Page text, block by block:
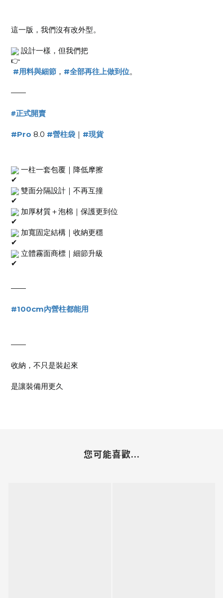
這一版，我們沒有改外型。
設計一樣，但我們把
#用料與細節 ， #全部再往上做到位。
——
#正式開賣
#Pro 8.0 #營柱袋 ｜ #現貨
一柱一套包覆｜降低摩擦
雙面分隔設計｜不再互撞
加厚材質＋泡棉｜保護更到位
加寬固定結構｜收納更穩
立體霧面商標｜細節升級
——
#100cm內營柱都能用
——
收納，不只是裝起來
是讓裝備用更久
您可能喜歡...